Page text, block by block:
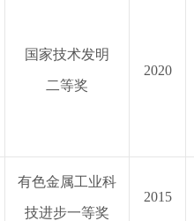
国家技术发明
二等奖
2020
有色金属工业科
技进步一等奖
2015